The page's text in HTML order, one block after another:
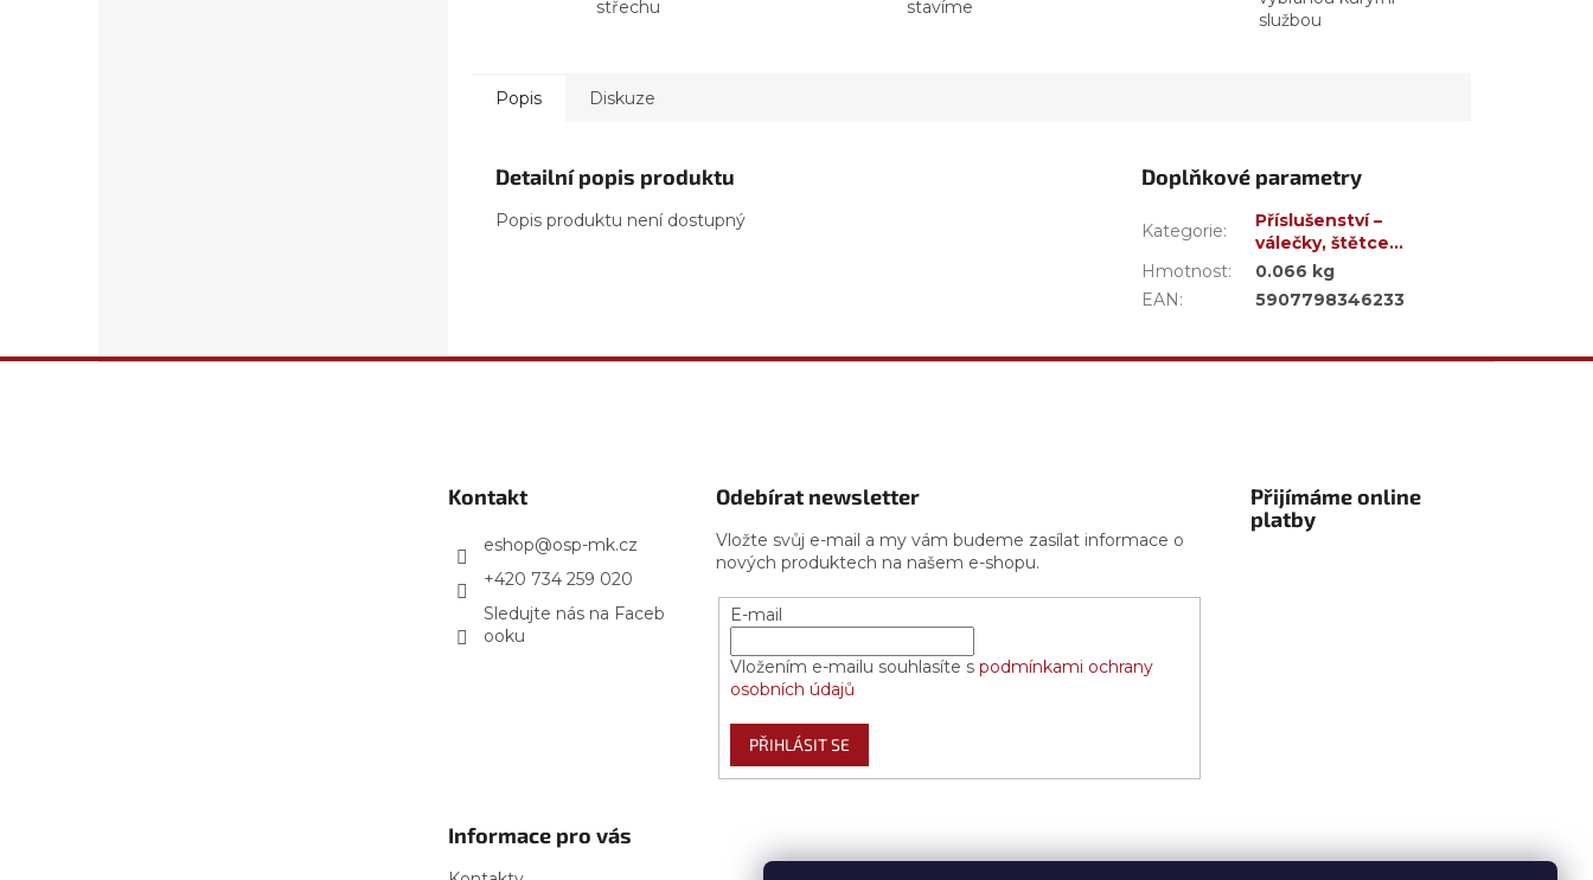
střechu
stavíme
službou
Popis Diskuze
Detailní popis produktu
Popis produktu není dostupný
Doplňkové parametry
Kategorie:
Příslušenství –
válečky, štětce…
Hmotnost:
0.066 kg
EAN: 5907798346233
Kontakt
eshop@osp-mk.cz
+420 734 259 020
Sledujte nás na Faceb
ooku
Odebírat newsletter
Vložte svůj e-mail a my vám budeme zasílat informace o
nových produktech na našem e-shopu.
E-mail
Vložením e-mailu souhlasíte s podmínkami ochrany
osobních údajů
PŘIHLÁSIT SE
Přijímáme online
platby
Informace pro vás